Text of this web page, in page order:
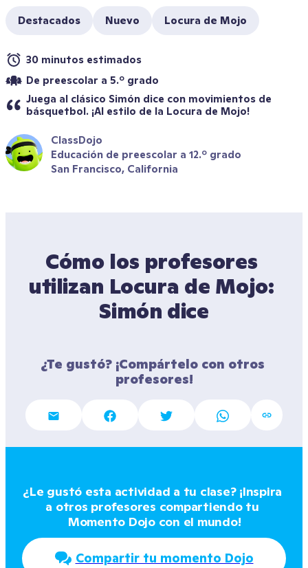
Destacados Nuevo Locura de Mojo
30 minutos estimados
De preescolar a 5.º grado
Juega al clásico Simón dice con movimientos de
básquetbol. ¡Al estilo de la Locura de Mojo!
ClassDojo
Educación de preescolar a 12.º grado
San Francisco, California
Cómo los profesores
utilizan Locura de Mojo:
Simón dice
¿Te gustó? ¡Compártelo con otros
profesores!
¿Le gustó esta actividad a tu clase? ¡Inspira
a otros profesores compartiendo tu
Momento Dojo con el mundo!
Compartir tu momento Dojo